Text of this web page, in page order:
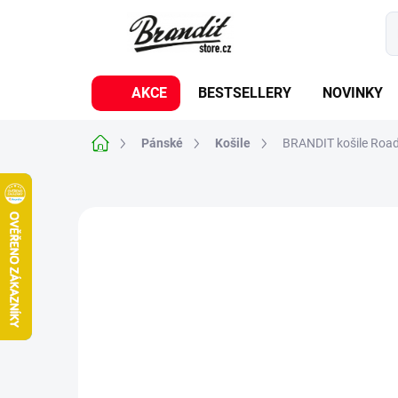
AKCE BESTSELLERY NOVINKY
Domů Pánské Košile BRANDIT košile